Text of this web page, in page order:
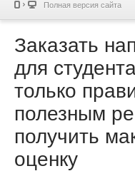
Полная версия сайта
Заказать
для
только
полезным
получить
оценку